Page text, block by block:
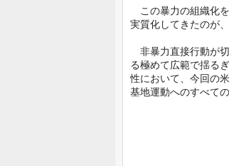
この暴力の組織化
実質化してきたのが
非暴力直接行動が
る極めて広範で揺る
性において、今回の
基地運動へのすべて